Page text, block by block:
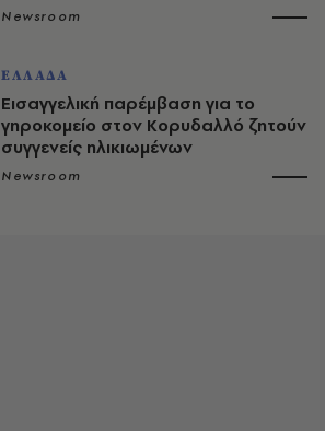
Newsroom
ΕΛΛΑΔΑ
Εισαγγελική παρέμβαση για το
γηροκομείο στον Κορυδαλλό ζητούν
συγγενείς ηλικιωμένων
Newsroom